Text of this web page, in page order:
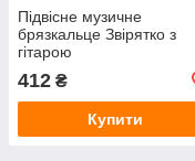
Підвісне музичне
брязкальце Звірятко з
гітарою
412 ₴
Купити